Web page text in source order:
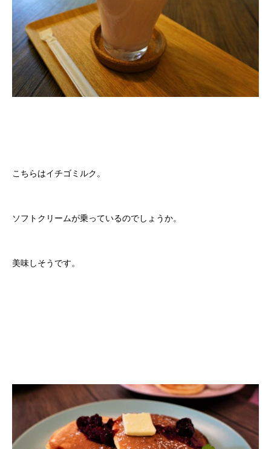
こちらはイチゴミルク。
ソフトクリームが乗っているのでしょうか。
美味しそうです。